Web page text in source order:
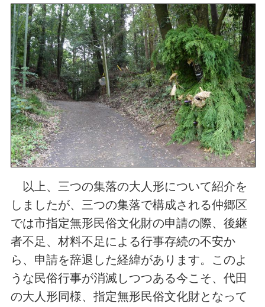
以上、三つの集落の大人形について紹介を
しましたが、三つの集落で構成される仲郷区
では市指定無形民俗文化財の申請の際、後継
者不足、材料不足による行事存続の不安か
ら、申請を辞退した経緯があります。このよ
うな民俗行事が消滅しつつある今こそ、代田
の大人形同様、指定無形民俗文化財となって